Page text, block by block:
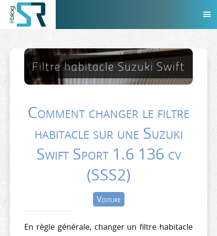
Comment changer le filtre
habitacle sur une Suzuki
Swift Sport 1.6 136 cv
(SSS2)
Voiture
En règle générale, changer un filtre habitacle